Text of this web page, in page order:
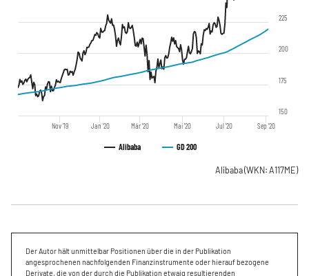
Alibaba GD 200
Nov '19 Jan '20 Mär '20 Mai '20 Jul '20 Sep '20
150
175
200
225
Alibaba(WKN: A117ME)
Der Autor hält unmittelbar Positionen über die in der Publikation
angesprochenen nachfolgenden Finanzinstrumente oder hierauf bezogene
Derivate, die von der durch die Publikation etwaig resultierenden